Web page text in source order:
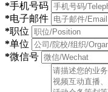
*手机号码
*电子邮件
*职位
*单位
*微信号